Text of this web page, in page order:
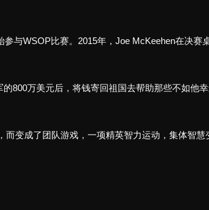
与WSOP比赛。2015年，Joe McKeehen在决赛
800万美元后，将钱寄回祖国去帮助那些不如他
而变成了团队游戏，一项精英智力运动，集体智慧